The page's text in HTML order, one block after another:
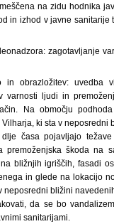
na zidu hodnika
in izhod v javne sanitarije
zagotavljanje
in obrazložitev: uvedba
varnosti ljudi in
Na območju
ki sta v neposredni
časa pojavljajo
premoženjska škoda na
bližnjih igriščih, fasadi
in glede na lokacijo
neposredni bližini
da se bo
sanitarijami.